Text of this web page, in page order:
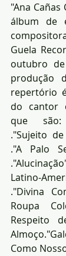
"Ana
álbum de
Guela
outubro
produção
repertório
do cantor
que são:
."Sujeito
."A Palo
Latino-
."Divina
Roupa
Respeito
Como